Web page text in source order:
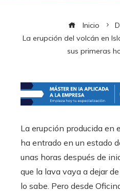
Inicio
La erupción del volcán en
sus primeras
La erupción producida en
ha entrado en un estado
unas horas después de
que la lava vaya a dejar
lo sabe. Pero desde